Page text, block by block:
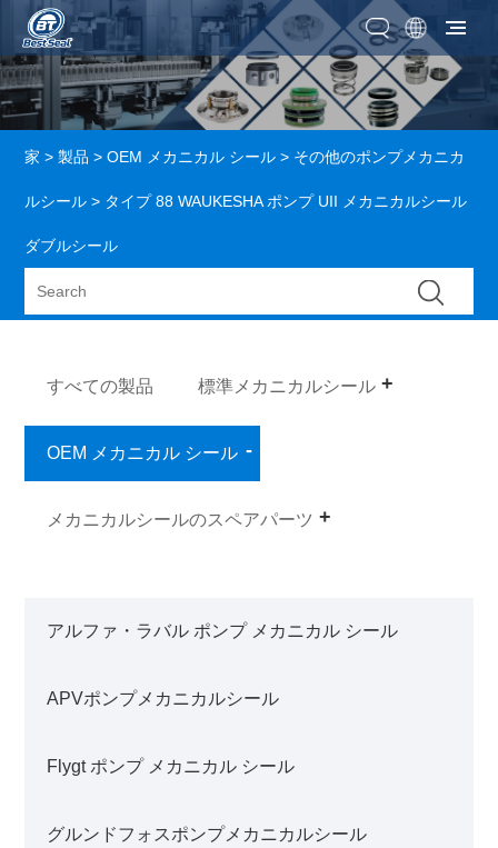
家 > 製品 >OEM メカニカル シール > その他のポンプメカニカ
ルシール > タイプ 88 WAUKESHA ポンプ UII メカニカルシール
ダブルシール
すべての製品 標準メカニカルシール
OEM メカニカル シール
メカニカルシールのスペアパーツ
アルファ・ラバル ポンプ メカニカル シール
APVポンプメカニカルシール
Flygt ポンプ メカニカル シール
グルンドフォスポンプメカニカルシール